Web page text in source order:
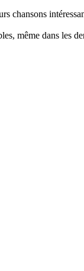
chansons
même dans les